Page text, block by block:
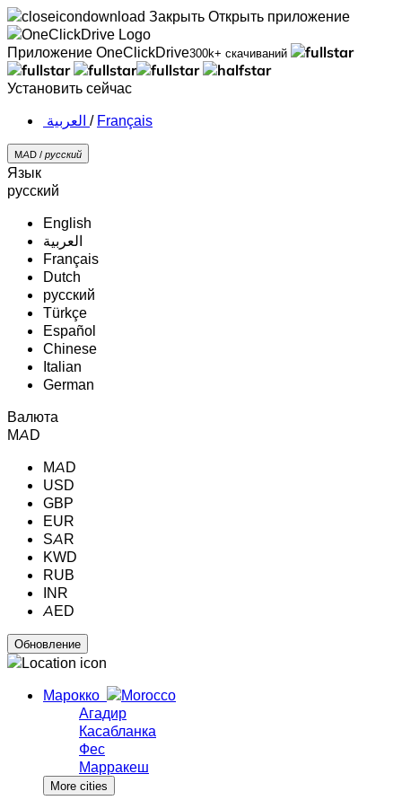
Закрыть Открыть приложение
Приложение OneClickDrive300k+ скачиваний
Установить сейчас
‏العربية ‏ / Français
MAD / русский
Язык
русский
English
‏العربية‏
Français
Dutch
русский
Türkçe
Español
Chinese
Italian
German
Валюта
MAD
MAD
USD
GBP
EUR
SAR
KWD
RUB
INR
AED
Марокко
Агадир
Касабланка
Фес
Марракеш
More cities